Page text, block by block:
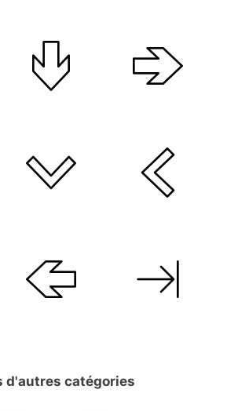
d'autres catégories